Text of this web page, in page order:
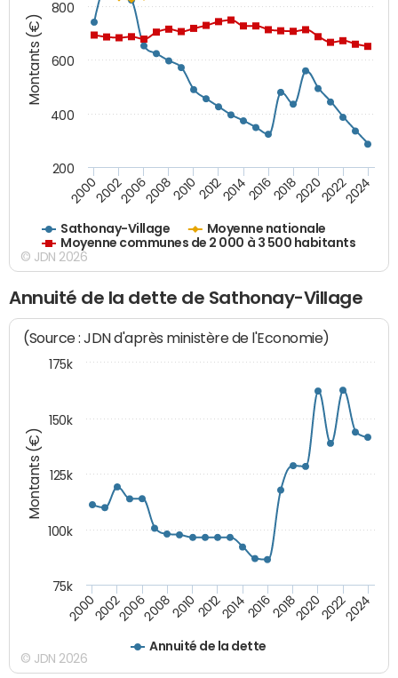
Montants (€)
Sathonay-Village
Moyenne nationale
Moyenne communes de 2 000 à 3 500 habitants
200020022006200820102012201420162018202020222024
200
400
600
800
© JDN 2026
Annuité de la dette de Sathonay-Village
Montants (€)
(Source : JDN d'après ministère de l'Economie)
Annuité de la dette
200020022006200820102012201420162018202020222024
100k
75k
125k
150k
175k
© JDN 2026